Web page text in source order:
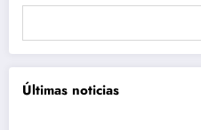
financiación
Educación Infantil
de Escuelas
Niños y Niñas.
Últimas noticias